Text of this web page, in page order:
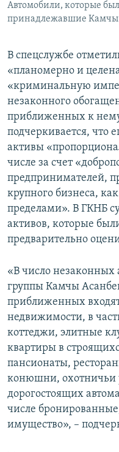
Автомобили, которые
принадлежавшие Камчы
В спецслужбе
«планомерно и
«криминальную
незаконного
приближенных к
подчеркивается, что
активы
числе за счет
предпринимателей,
крупного бизнеса,
пределами». В ГКНБ
активов, которые
предварительно
«В число незаконных
группы Камчы
приближенных
недвижимости, в
коттеджи, элитные
квартиры в
пансионаты,
конюшни, охотничьи
дорогостоящих
числе
имущество», –